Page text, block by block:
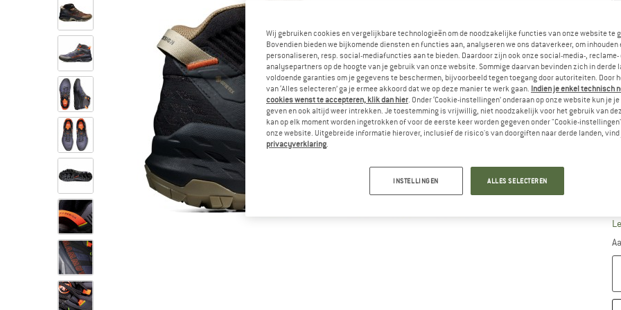
Wij gebruiken cookies en vergelijkbare technologieën om de noodzakelijke functies van onze website te
Bovendien bieden we bijkomende diensten en functies aan, analyseren we ons dataverkeer, om inhouden
personaliseren, resp. social-mediafuncties aan te bieden. Daardoor zijn ook onze social-media-, reclame-
analysepartners op de hoogte van je gebruik van onze website. Sommige daarvan bevinden zich in derde
voldoende garanties om je gegevens te beschermen, bijvoorbeeld tegen toegang door autoriteiten. Door
van ‘Alles selecteren’ ga je ermee akkoord dat we op deze manier te werk gaan. Indien je enkel technisch
cookies wenst te accepteren, klik dan hier. Onder ‘Cookie-instellingen’ onderaan op onze website kun je
geven en ook altijd weer intrekken. Je toestemming is vrijwillig, niet noodzakelijk voor het gebruik van
kan op elk moment worden ingetrokken of voor de eerste keer worden gegeven onder "Cookie-
onze website. Uitgebreide informatie hierover, inclusief de risico's van doorgiften naar derde landen, vind
privacyverklaring.
INSTELLINGEN ALLES SELECTEREN